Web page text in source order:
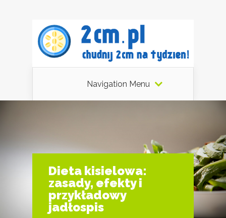
Navigation Menu
Dieta kisielowa:
zasady, efekty i
przykładowy
jadłospis